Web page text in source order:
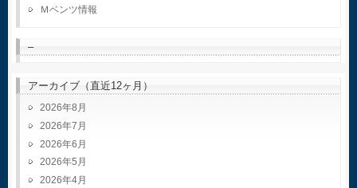
Ｍベンツ情報
–
アーカイブ（直近12ヶ月）
2026年8月
2026年7月
2026年6月
2026年5月
2026年4月